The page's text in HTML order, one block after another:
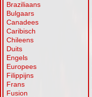
Braziliaans
Bulgaars
Canadees
Caribisch
Chileens
Duits
Engels
Europees
Filippijns
Frans
Fusion